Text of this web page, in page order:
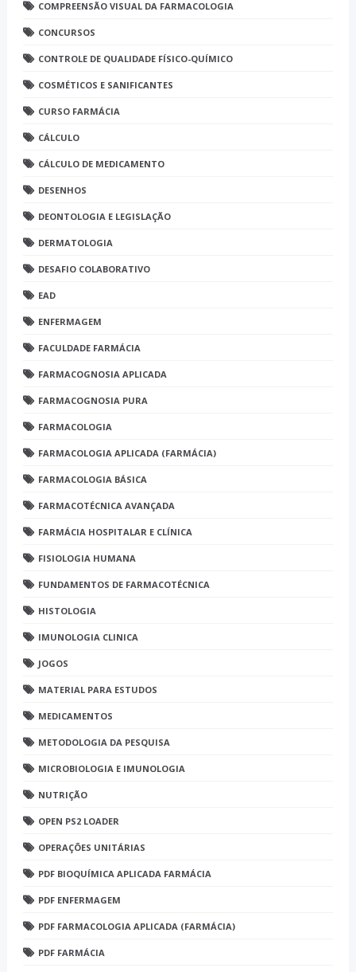
COMPREENSÃO VISUAL DA FARMACOLOGIA
CONCURSOS
CONTROLE DE QUALIDADE FÍSICO-QUÍMICO
COSMÉTICOS E SANIFICANTES
CURSO FARMÁCIA
CÁLCULO
CÁLCULO DE MEDICAMENTO
DESENHOS
DEONTOLOGIA E LEGISLAÇÃO
DERMATOLOGIA
DESAFIO COLABORATIVO
EAD
ENFERMAGEM
FACULDADE FARMÁCIA
FARMACOGNOSIA APLICADA
FARMACOGNOSIA PURA
FARMACOLOGIA
FARMACOLOGIA APLICADA (FARMÁCIA)
FARMACOLOGIA BÁSICA
FARMACOTÉCNICA AVANÇADA
FARMÁCIA HOSPITALAR E CLÍNICA
FISIOLOGIA HUMANA
FUNDAMENTOS DE FARMACOTÉCNICA
HISTOLOGIA
IMUNOLOGIA CLINICA
JOGOS
MATERIAL PARA ESTUDOS
MEDICAMENTOS
METODOLOGIA DA PESQUISA
MICROBIOLOGIA E IMUNOLOGIA
NUTRIÇÃO
OPEN PS2 LOADER
OPERAÇÕES UNITÁRIAS
PDF BIOQUÍMICA APLICADA FARMÁCIA
PDF ENFERMAGEM
PDF FARMACOLOGIA APLICADA (FARMÁCIA)
PDF FARMÁCIA